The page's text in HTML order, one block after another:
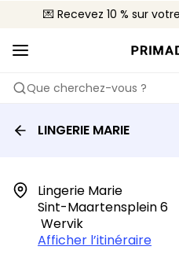
💌 Recevez 10 % sur
🚚 Livraison
📦
Que cherchez-vous ?
LINGERIE MARIE
Lingerie Marie
Sint-Maartensplein 6
Wervik
Afficher l’itinéraire